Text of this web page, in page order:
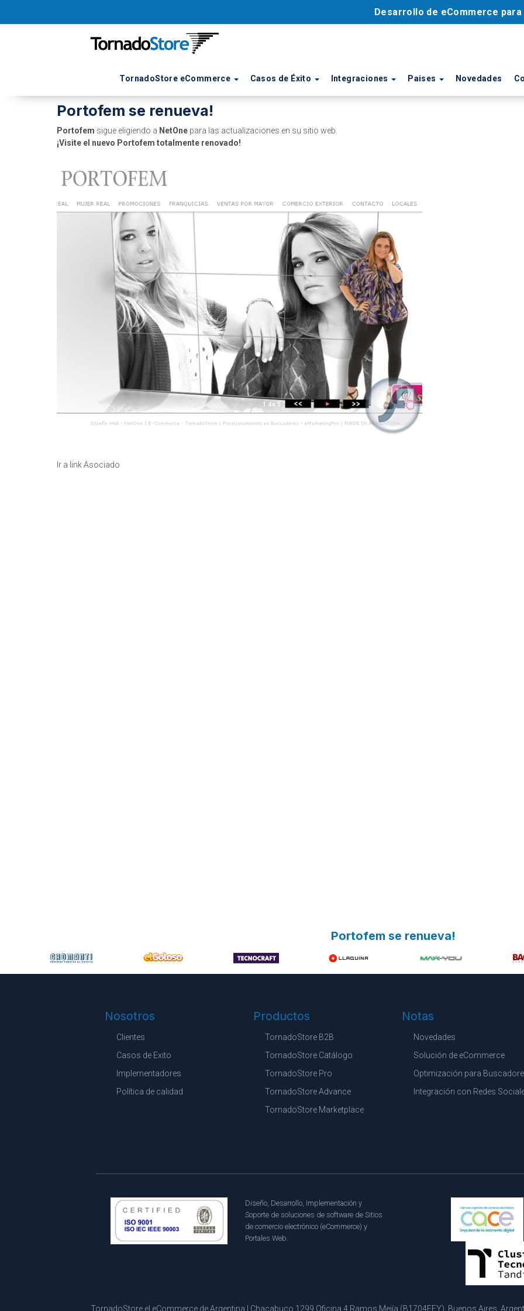
Desarrollo de eCommerce para
TornadoStore eCommerce Casos de Éxito Integraciones Paises Novedades
Portofem se renueva!
Portofem sigue eligiendo a NetOne para las actualizaciones en su sitio web.
¡Visite el nuevo Portofem totalmente renovado!
Ir a link Asociado
Portofem se renueva!
Nosotros
Clientes
Casos de Exito
Implementadores
Política de calidad
Productos
TornadoStore B2B
TornadoStore Catálogo
TornadoStore Pro
TornadoStore Advance
TornadoStore Marketplace
Notas
Novedades
Solución de eCommerce
Optimización para
Integración con Redes
Diseño, Desarrollo, Implementación y
Soporte de soluciones de software de Sitios
de comercio electrónico (eCommerce) y
Portales Web.
TornadoStore el eCommerce de Argentina | Chacabuco 1299 Oficina 4 Ramos Mejía (B1704FFY), Buenos Aires,